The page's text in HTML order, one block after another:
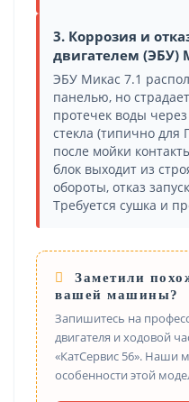
3. Коррозия и
двигателем (ЭБУ)
ЭБУ Микас 7.1
панелью, но
протечек воды
стекла (типично для
после мойки
блок выходит из
обороты, отказ
Требуется сушка и
Заметили
вашей машины?
Запишитесь на
двигателя и ходовой
«КатСервис 56». Наши
особенности этой